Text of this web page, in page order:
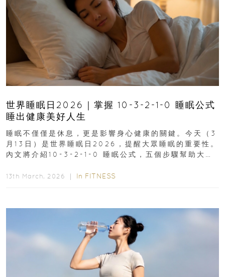
世界睡眠日2026｜掌握 10-3-2-1-0 睡眠公式
睡出健康美好人生
睡眠不僅僅是休息，更是影響身心健康的關鍵。今天（3
月13日）是世界睡眠日2026，提醒大眾睡眠的重要性。
內文將介紹10-3-2-1-0 睡眠公式，五個步驟幫助大家
13th March, 2026 ｜ In FITNESS